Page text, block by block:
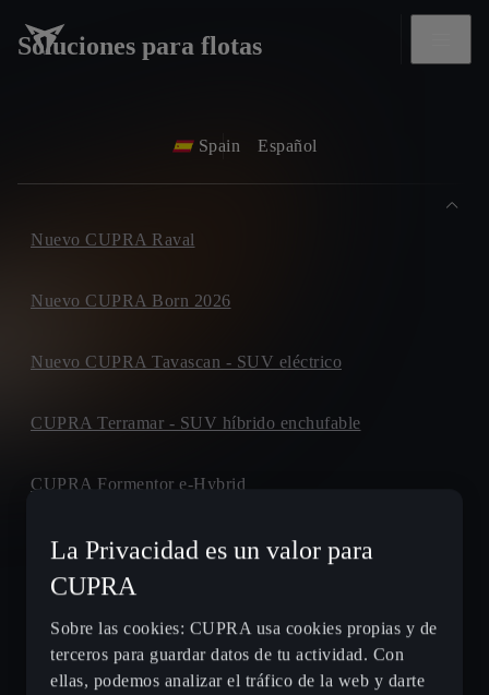
Soluciones para flotas
Spain Español
Nuevo CUPRA Raval
Nuevo CUPRA Born 2026
Nuevo CUPRA Tavascan - SUV eléctrico
CUPRA Terramar - SUV híbrido enchufable
CUPRA Formentor e-Hybrid
CUPRA León e-HYBRID
CUPRA Ateca - SUV compacto
La Privacidad es un valor para
CUPRA
Sobre las cookies: CUPRA usa cookies propias y de
terceros para guardar datos de tu actividad. Con
ellas, podemos analizar el tráfico de la web y darte